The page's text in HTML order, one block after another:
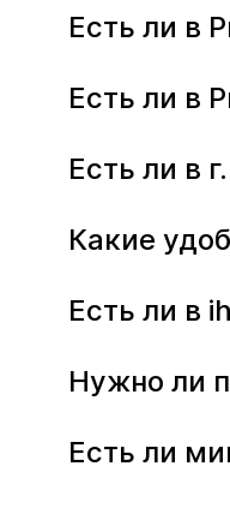
Есть ли в
Есть ли в
Есть ли в
Какие
Есть ли в
Нужно ли
Есть ли